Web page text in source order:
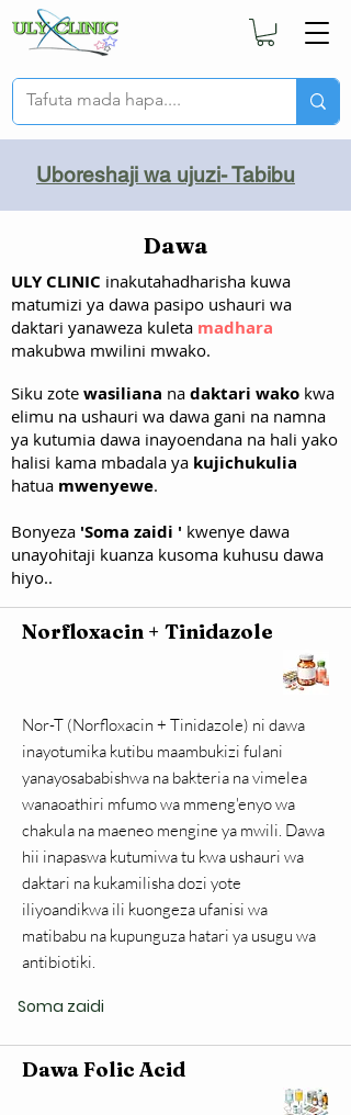
Uboreshaji wa ujuzi- Tabibu
Dawa
ULY CLINIC inakutahadharisha kuwa
matumizi ya dawa pasipo ushauri wa
daktari yanaweza kuleta madhara
makubwa mwilini mwako.
Siku zote wasiliana na daktari wako kwa
elimu na ushauri wa dawa gani na namna
ya kutumia dawa inayoendana na hali yako
halisi kama mbadala ya kujichukulia
hatua mwenyewe.
Bonyeza 'Soma zaidi ' kwenye dawa
unayohitaji kuanza kusoma kuhusu dawa
hiyo..
Norfloxacin + Tinidazole
Nor-T (Norfloxacin + Tinidazole) ni dawa
inayotumika kutibu maambukizi fulani
yanayosababishwa na bakteria na vimelea
wanaoathiri mfumo wa mmeng'enyo wa
chakula na maeneo mengine ya mwili. Dawa
hii inapaswa kutumiwa tu kwa ushauri wa
daktari na kukamilisha dozi yote
iliyoandikwa ili kuongeza ufanisi wa
matibabu na kupunguza hatari ya usugu wa
antibiotiki.
Soma zaidi
Dawa Folic Acid